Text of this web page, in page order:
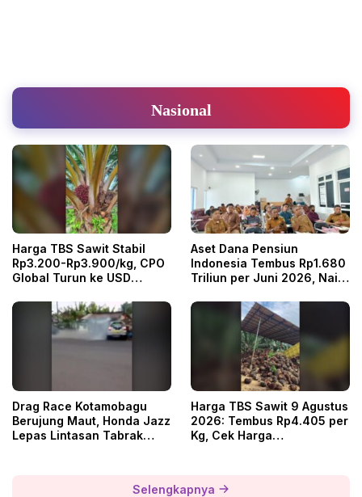
Nasional
Harga TBS Sawit Stabil
Rp3.200-Rp3.900/kg, CPO
Global Turun ke USD
Aset Dana Pensiun
Indonesia Tembus Rp1.680
Triliun per Juni 2026, Naik
Drag Race Kotamobagu
Berujung Maut, Honda Jazz
Lepas Lintasan Tabrak
Harga TBS Sawit 9 Agustus
2026: Tembus Rp4.405 per
Kg, Cek Harga
Selengkapnya